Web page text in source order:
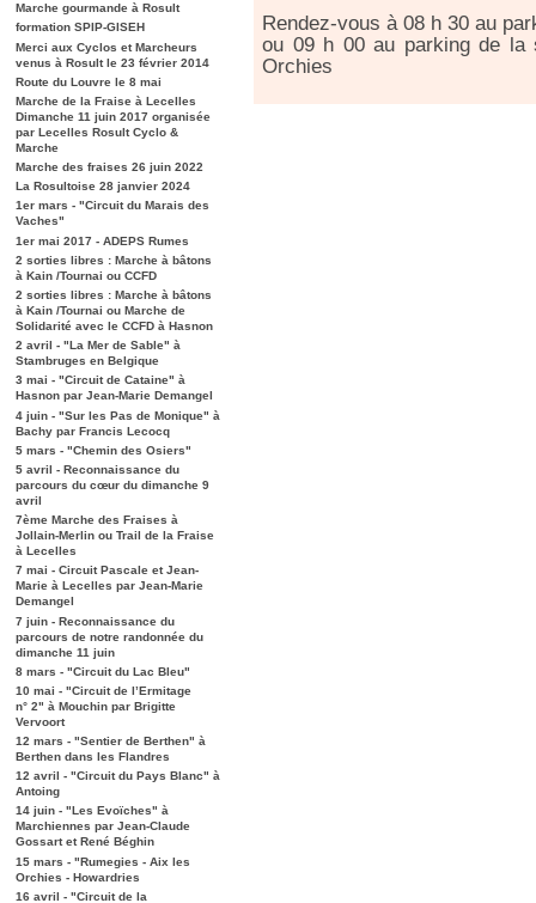
Marche gourmande à Rosult
formation SPIP-GISEH
Merci aux Cyclos et Marcheurs
venus à Rosult le 23 février 2014
Route du Louvre le 8 mai
Marche de la Fraise à Lecelles
Dimanche 11 juin 2017 organisée
par Lecelles Rosult Cyclo &
Marche
Marche des fraises 26 juin 2022
La Rosultoise 28 janvier 2024
1er mars - "Circuit du Marais des
Vaches"
1er mai 2017 - ADEPS Rumes
2 sorties libres : Marche à bâtons
à Kain /Tournai ou CCFD
2 sorties libres : Marche à bâtons
à Kain /Tournai ou Marche de
Solidarité avec le CCFD à Hasnon
2 avril - "La Mer de Sable" à
Stambruges en Belgique
3 mai - "Circuit de Cataine" à
Hasnon par Jean-Marie Demangel
4 juin - "Sur les Pas de Monique" à
Bachy par Francis Lecocq
5 mars - "Chemin des Osiers"
5 avril - Reconnaissance du
parcours du cœur du dimanche 9
avril
7ème Marche des Fraises à
Jollain-Merlin ou Trail de la Fraise
à Lecelles
7 mai - Circuit Pascale et Jean-
Marie à Lecelles par Jean-Marie
Demangel
7 juin - Reconnaissance du
parcours de notre randonnée du
dimanche 11 juin
8 mars - "Circuit du Lac Bleu"
10 mai - "Circuit de l’Ermitage
n° 2" à Mouchin par Brigitte
Vervoort
12 mars - "Sentier de Berthen" à
Berthen dans les Flandres
12 avril - "Circuit du Pays Blanc" à
Antoing
14 juin - "Les Evoïches" à
Marchiennes par Jean-Claude
Gossart et René Béghin
15 mars - "Rumegies - Aix les
Orchies - Howardries
16 avril - "Circuit de la
Rendez-vous à 08 h 30 au
ou 09 h 00 au parking de la
Orchies